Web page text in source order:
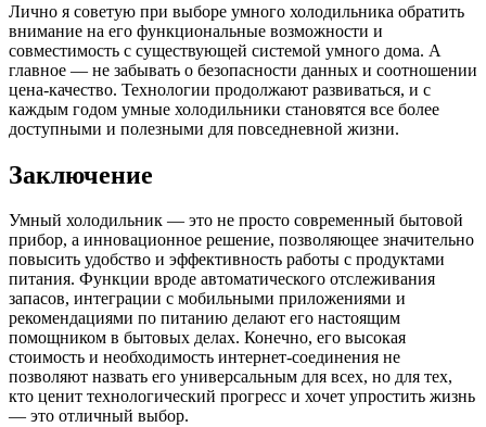
Лично я советую при выборе умного холодильника обратить
внимание на его функциональные возможности и
совместимость с существующей системой умного дома. А
главное — не забывать о безопасности данных и соотношении
цена-качество. Технологии продолжают развиваться, и с
каждым годом умные холодильники становятся все более
доступными и полезными для повседневной жизни.
Заключение
Умный холодильник — это не просто современный бытовой
прибор, а инновационное решение, позволяющее значительно
повысить удобство и эффективность работы с продуктами
питания. Функции вроде автоматического отслеживания
запасов, интеграции с мобильными приложениями и
рекомендациями по питанию делают его настоящим
помощником в бытовых делах. Конечно, его высокая
стоимость и необходимость интернет-соединения не
позволяют назвать его универсальным для всех, но для тех,
кто ценит технологический прогресс и хочет упростить жизнь
— это отличный выбор.